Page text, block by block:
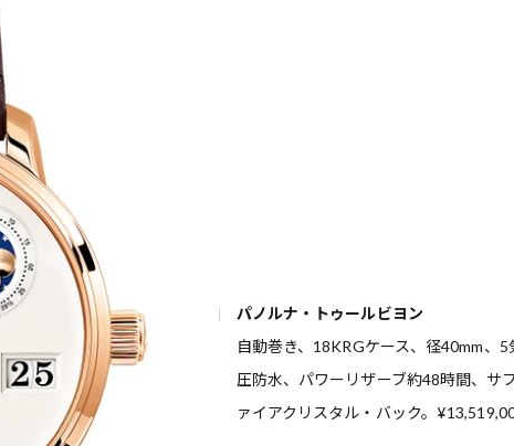
パノルナ・トゥールビヨン
自動巻き、18KRGケース、径40mm、5
圧防水、パワーリザーブ約48時間、サフ
ァイアクリスタル・バック。
歌舞伎俳優・尾上右近が休息を過
前列ホテル「UMITO 熱海 別邸」